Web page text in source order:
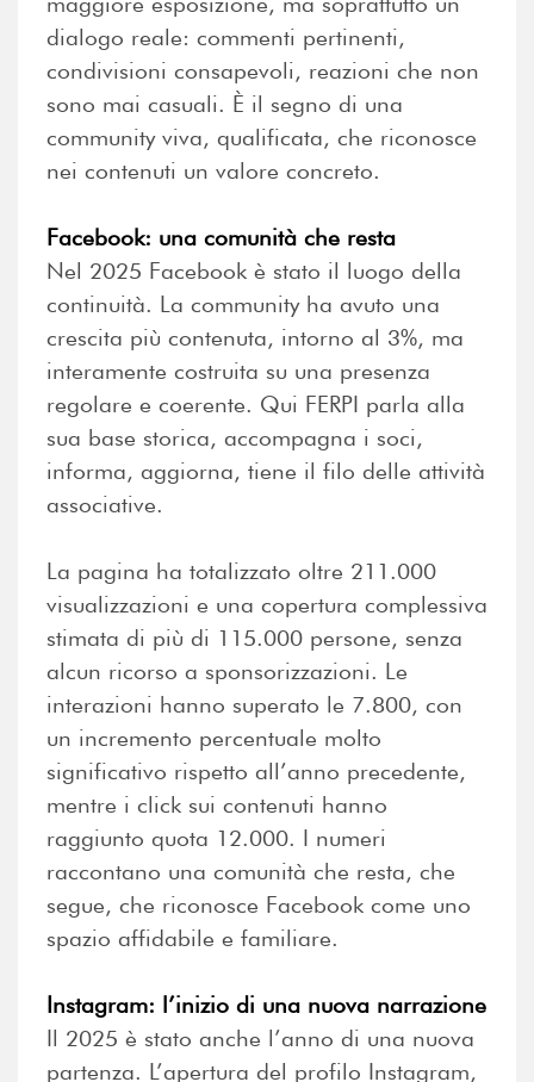
dialogo reale: commenti pertinenti,
condivisioni consapevoli, reazioni che non
sono mai casuali. È il segno di una
community viva, qualificata, che riconosce
nei contenuti un valore concreto.
Facebook: una comunità che resta
Nel 2025 Facebook è stato il luogo della
continuità. La community ha avuto una
crescita più contenuta, intorno al 3%, ma
interamente costruita su una presenza
regolare e coerente. Qui FERPI parla alla
sua base storica, accompagna i soci,
informa, aggiorna, tiene il filo delle attività
associative.
La pagina ha totalizzato oltre 211.000
visualizzazioni e una copertura complessiva
stimata di più di 115.000 persone, senza
alcun ricorso a sponsorizzazioni. Le
interazioni hanno superato le 7.800, con
un incremento percentuale molto
significativo rispetto all’anno precedente,
mentre i click sui contenuti hanno
raggiunto quota 12.000. I numeri
raccontano una comunità che resta, che
segue, che riconosce Facebook come uno
spazio affidabile e familiare.
Instagram: l’inizio di una nuova narrazione
Il 2025 è stato anche l’anno di una nuova
partenza. L’apertura del profilo Instagram,